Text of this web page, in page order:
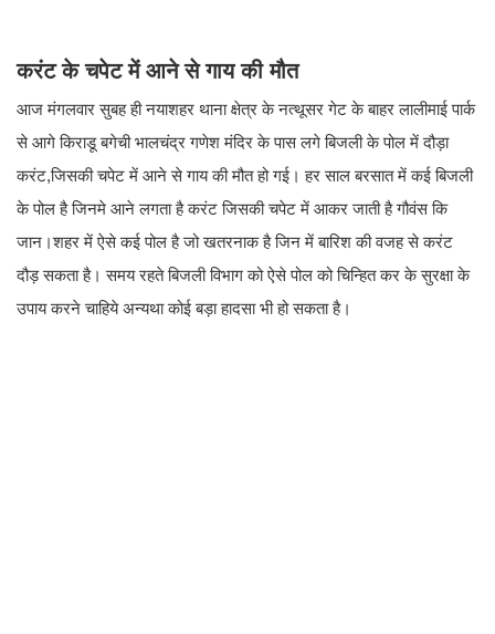
करंट के चपेट में आने से गाय की मौत
आज मंगलवार सुबह ही नयाशहर थाना क्षेत्र के नत्थूसर गेट के बाहर लालीमाई पार्क
से आगे किराडू बगेची भालचंद्र गणेश मंदिर के पास लगे बिजली के पोल में दौड़ा
करंट,जिसकी चपेट में आने से गाय की मौत हो गई। हर साल बरसात में कई बिजली
के पोल है जिनमे आने लगता है करंट जिसकी चपेट में आकर जाती है गौवंस कि
जान।शहर में ऐसे कई पोल है जो खतरनाक है जिन में बारिश की वजह से करंट
दौड़ सकता है। समय रहते बिजली विभाग को ऐसे पोल को चिन्हित कर के सुरक्षा के
उपाय करने चाहिये अन्यथा कोई बड़ा हादसा भी हो सकता है।